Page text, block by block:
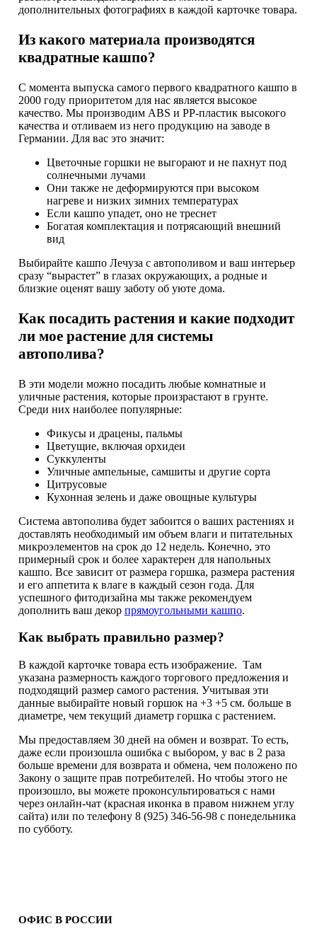
дополнительных фотографиях в каждой карточке товара.
Из какого материала производятся
квадратные кашпо?
С момента выпуска самого первого квадратного кашпо в
2000 году приоритетом для нас является высокое
качество. Мы производим ABS и PP-пластик высокого
качества и отливаем из него продукцию на заводе в
Германии. Для вас это значит:
Цветочные горшки не выгорают и не пахнут под
солнечными лучами
Они также не деформируются при высоком
нагреве и низких зимних температурах
Если кашпо упадет, оно не треснет
Богатая комплектация и потрясающий внешний
вид
Выбирайте кашпо Лечуза с автополивом и ваш интерьер
сразу “вырастет” в глазах окружающих, а родные и
близкие оценят вашу заботу об уюте дома.
Как посадить растения и какие подходит
ли мое растение для системы
автополива?
В эти модели можно посадить любые комнатные и
уличные растения, которые произрастают в грунте.
Среди них наиболее популярные:
Фикусы и драцены, пальмы
Цветущие, включая орхидеи
Суккуленты
Уличные ампельные, самшиты и другие сорта
Цитрусовые
Кухонная зелень и даже овощные культуры
Система автополива будет забоится о ваших растениях и
доставлять необходимый им объем влаги и питательных
микроэлементов на срок до 12 недель. Конечно, это
примерный срок и более характерен для напольных
кашпо. Все зависит от размера горшка, размера растения
и его аппетита к влаге в каждый сезон года. Для
успешного фитодизайна мы также рекомендуем
дополнить ваш декор прямоугольными кашпо.
Как выбрать правильно размер?
В каждой карточке товара есть изображение. Там
указана размерность каждого торгового предложения и
подходящий размер самого растения. Учитывая эти
данные выбирайте новый горшок на +3 +5 см. больше в
диаметре, чем текущий диаметр горшка с растением.
Мы предоставляем 30 дней на обмен и возврат. То есть,
даже если произошла ошибка с выбором, у вас в 2 раза
больше времени для возврата и обмена, чем положено по
Закону о защите прав потребителей. Но чтобы этого не
произошло, вы можете проконсультироваться с нами
через онлайн-чат (красная иконка в правом нижнем углу
сайта) или по телефону 8 (925) 346-56-98 с понедельника
по субботу.
ОФИС В РОССИИ